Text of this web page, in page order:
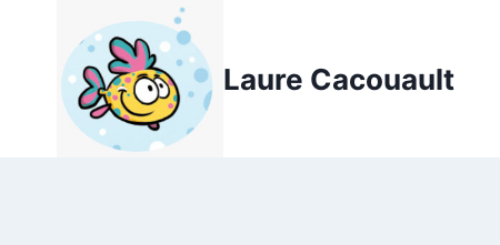
contenu
Laure Cacouault